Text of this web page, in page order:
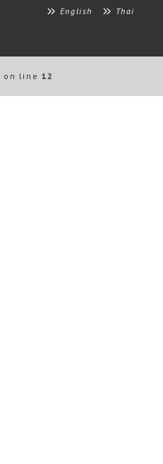
English Thai
on line 12